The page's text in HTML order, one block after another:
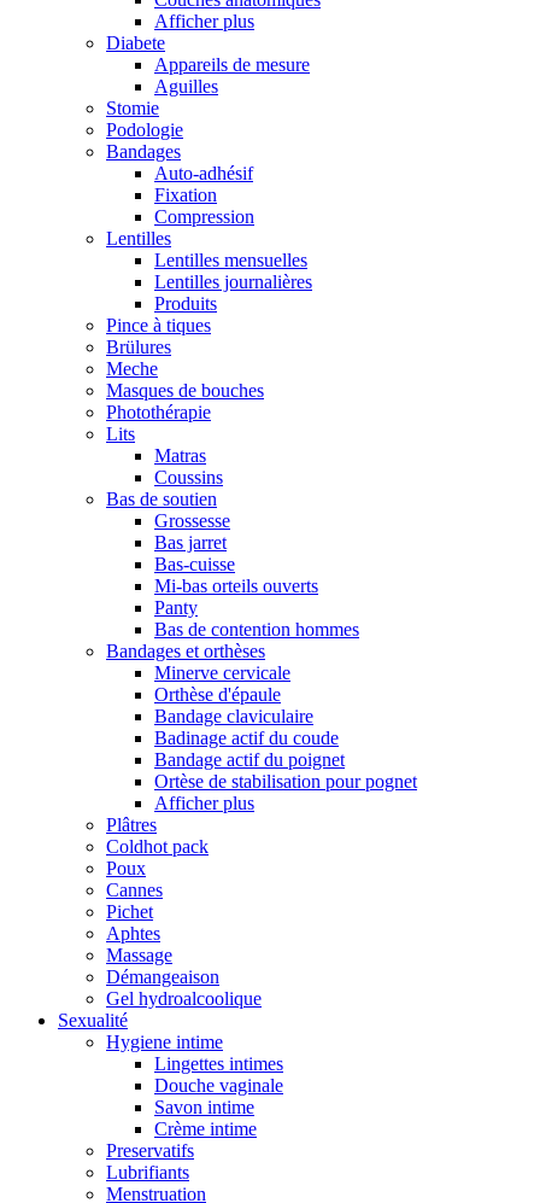
Afficher plus
Diabete
Appareils de mesure
Aguilles
Stomie
Podologie
Bandages
Auto-adhésif
Fixation
Compression
Lentilles
Lentilles mensuelles
Lentilles journalières
Produits
Pince à tiques
Brülures
Meche
Masques de bouches
Photothérapie
Lits
Matras
Coussins
Bas de soutien
Grossesse
Bas jarret
Bas-cuisse
Mi-bas orteils ouverts
Panty
Bas de contention hommes
Bandages et orthèses
Minerve cervicale
Orthèse d'épaule
Bandage claviculaire
Badinage actif du coude
Bandage actif du poignet
Ortèse de stabilisation pour pognet
Afficher plus
Plâtres
Coldhot pack
Poux
Cannes
Pichet
Aphtes
Massage
Démangeaison
Gel hydroalcoolique
Sexualité
Hygiene intime
Lingettes intimes
Douche vaginale
Savon intime
Crème intime
Preservatifs
Lubrifiants
Menstruation